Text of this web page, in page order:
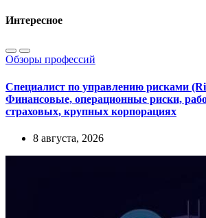
Интересное
Обзоры профессий
Специалист по управлению рисками
Финансовые, операционные риски,
страховых, крупных корпорациях
8 августа, 2026